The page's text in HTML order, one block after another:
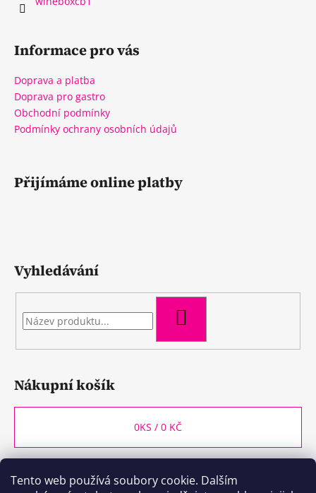
Tento web používá soubory cookie. Dalším
Informace pro vás
Doprava a platba
Doprava pro gastro
Obchodní podmínky
Podmínky ochrany osobních údajů
Přijímáme online platby
Vyhledávání
Nákupní košík
0KS / 0 KČ
WineBox CB Kozlovna CB Plzeňka CB